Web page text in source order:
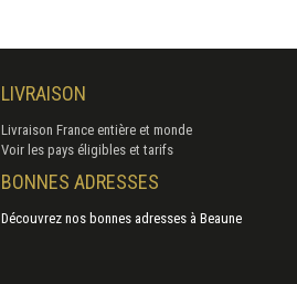
LIVRAISON
Livraison France entière et monde
Voir les pays éligibles et tarifs
BONNES ADRESSES
Découvrez nos bonnes adresses à Beaune